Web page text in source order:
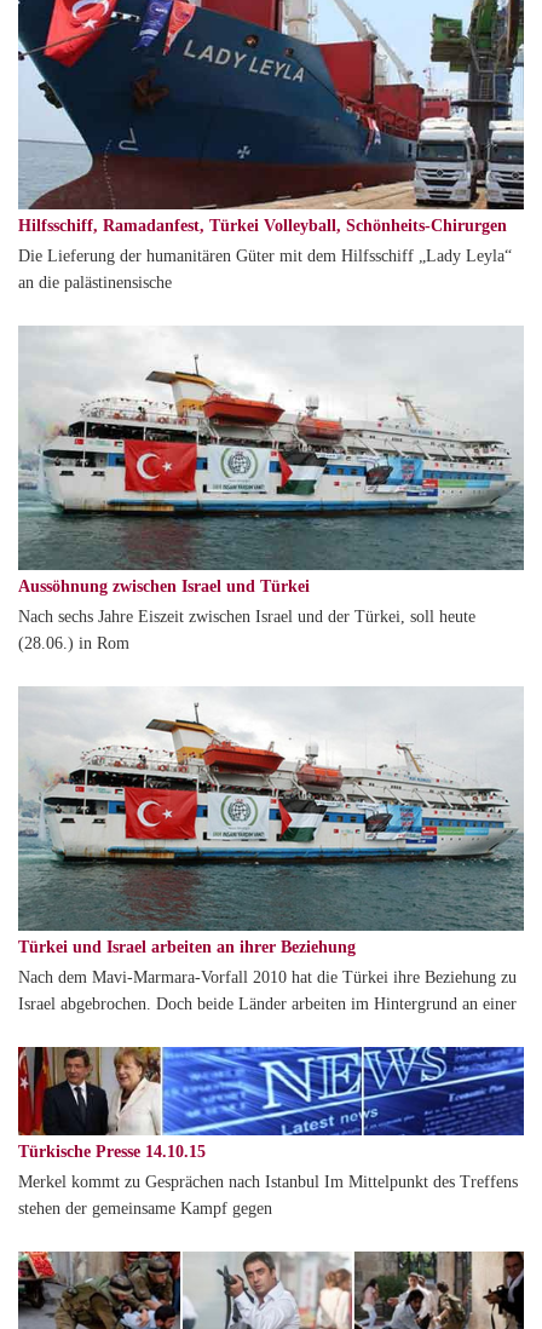
Hilfsschiff, Ramadanfest, Türkei Volleyball, Schönheits-Chirurgen
Die Lieferung der humanitären Güter mit dem Hilfsschiff „Lady Leyla“
an die palästinensische
Aussöhnung zwischen Israel und Türkei
Nach sechs Jahre Eiszeit zwischen Israel und der Türkei, soll heute
(28.06.) in Rom
Türkei und Israel arbeiten an ihrer Beziehung
Nach dem Mavi-Marmara-Vorfall 2010 hat die Türkei ihre Beziehung zu
Israel abgebrochen. Doch beide Länder arbeiten im Hintergrund an einer
Türkische Presse 14.10.15
Merkel kommt zu Gesprächen nach Istanbul Im Mittelpunkt des Treffens
stehen der gemeinsame Kampf gegen